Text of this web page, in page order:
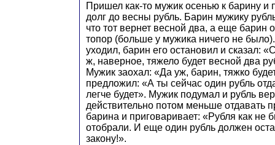
Пришел как-то мужик осенью к барину и
долг до весны рубль. Барин мужику
что тот вернет весной два, а еще барин
топор (больше у мужика ничего не
уходил, барин его остановил и сказал:
ж, наверное, тяжело будет весной два
Мужик заохал: «Да уж, барин, тяжко
предложил: «А ты сейчас один рубль
легче будет». Мужик подумал и рубль
действительно потом меньше отдавать
барина и приговаривает: «Рубля как не
отобрали. И еще один рубль должен
закону!».